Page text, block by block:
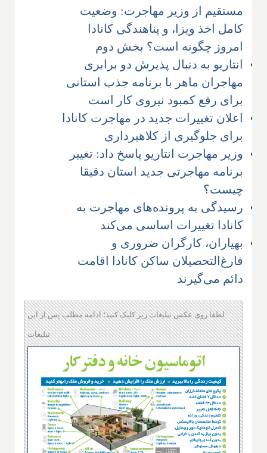
مستقیم از وزیر مهاجرت: وضعیت
کامل اخذ ویزا، و پناهندگی کانادا
امروز چگونه است؟ بخش دوم
انتاریو به دنبال پذیرش دو برابری
مهاجران ماهر با برنامه جذب استانی
برای رفع کمبود نیروی کار است
اعلان تغییرات جدید در مهاجرت کانادا
برای جلوگیری از کلاهبرداری
وزیر مهاجرت انتاریو پاسخ داد: تغییر
برنامه مهاجرتی جدید استان دقیقا
چیست؟
رسیدگی به پرونده‌های مهاجرت به
کانادا تغییرات اساسی می‌کند
بهیاران، کارگران ضروری و
فارغ‌التحصیلان ساکن کانادا اقامت
دائم می‌گیرند
لطفا روی عکس تبلیغات زیر کلیک کنید؛ ادامه مطلب پس از این
تبلیغات